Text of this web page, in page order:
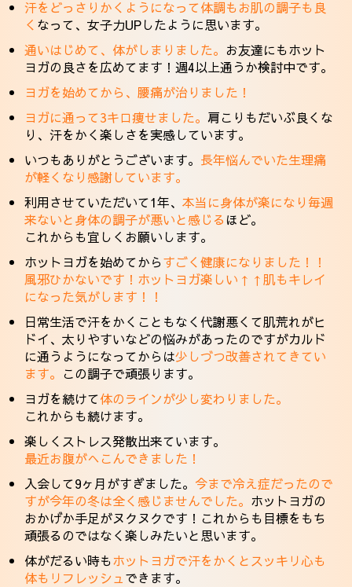
汗をどっさりかくようになって体調もお肌の調子も良
く なって、女子力UPしたように思います。
通いはじめて、体がしまりました。 お友達にもホット
ヨガの良さを広めてます！週4以上通うか検討中です。
ヨガを始めてから、腰痛が治りました！
ヨガに通って3キロ痩せました。 肩こりもだいぶ良くな
り、汗をかく楽しさを実感しています。
いつもありがとうございます。 長年悩んでいた生理痛
が軽くなり感謝しています。
利用させていただいて1年、本当に身体が楽になり毎週
来ないと身体の調子が悪いと感じる ほど。
これからも宜しくお願いします。
ホットヨガを始めてからすごく健康になりました！！
風邪ひかないです！ホットヨガ楽しい↑↑肌もキレイ
になった気がします！！
日常生活で汗をかくこともなく代謝悪くて肌荒れがヒ
ドイ、太りやすいなどの悩みがあったのですがカルド
に通うようになってからは少しづつ改善されてきてい
ます。 この調子で頑張ります。
ヨガを続けて体のラインが少し変わりました。
これからも続けます。
楽しくストレス発散出来ています。
最近お腹がへこんできました！
入会して9ヶ月がすぎました。 今まで冷え症だったので
すが今年の冬は全く感じませんでした。 ホットヨガの
おかげか手足がヌクヌクです！これからも目標をもち
頑張るのではなく楽しみたいと思います。
体がだるい時もホットヨガで汗をかくとスッキリ心も
体もリフレッシュできます。